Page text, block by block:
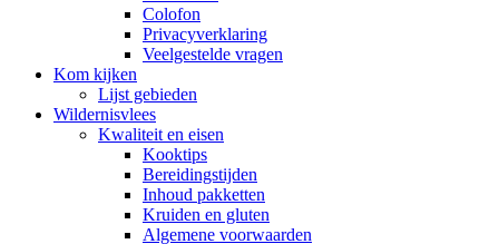
Colofon
Privacyverklaring
Veelgestelde vragen
Kom kijken
Lijst gebieden
Wildernisvlees
Kwaliteit en eisen
Kooktips
Bereidingstijden
Inhoud pakketten
Kruiden en gluten
Algemene voorwaarden